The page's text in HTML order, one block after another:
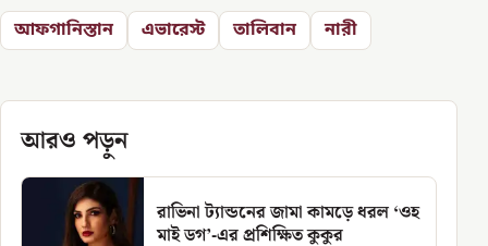
আফগানিস্তান এভারেস্ট তালিবান নারী
আরও পড়ুন
রাভিনা ট্যান্ডনের জামা কামড়ে ধরল ‘ওহ
মাই ডগ’-এর প্রশিক্ষিত কুকুর